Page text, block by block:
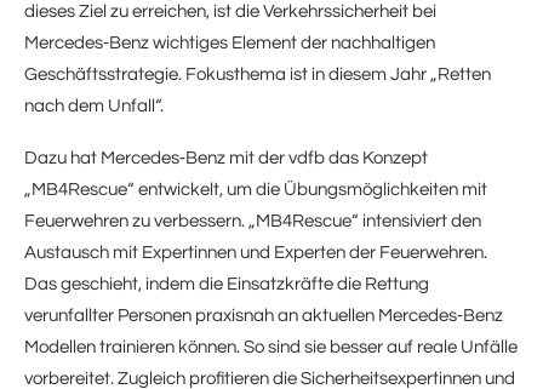
dieses Ziel zu erreichen, ist die Verkehrssicherheit bei
Mercedes‑Benz wichtiges Element der nachhaltigen
Geschäftsstrategie. Fokusthema ist in diesem Jahr „Retten
nach dem Unfall“.
Dazu hat Mercedes‑Benz mit der vdfb das Konzept
„MB4Rescue“ entwickelt, um die Übungsmöglichkeiten mit
Feuerwehren zu verbessern. „MB4Rescue“ intensiviert den
Austausch mit Expertinnen und Experten der Feuerwehren.
Das geschieht, indem die Einsatzkräfte die Rettung
verunfallter Personen praxisnah an aktuellen Mercedes‑Benz
Modellen trainieren können. So sind sie besser auf reale Unfälle
vorbereitet. Zugleich profitieren die Sicherheitsexpertinnen und